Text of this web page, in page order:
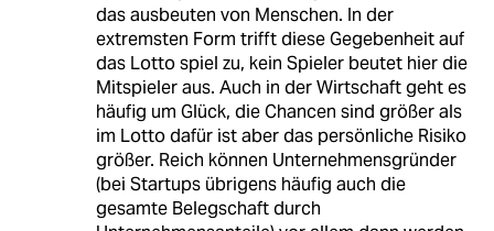
das ausbeuten von Menschen. In der
extremsten Form trifft diese Gegebenheit auf
das Lotto spiel zu, kein Spieler beutet hier die
Mitspieler aus. Auch in der Wirtschaft geht es
häufig um Glück, die Chancen sind größer als
im Lotto dafür ist aber das persönliche Risiko
größer. Reich können Unternehmensgründer
(bei Startups übrigens häufig auch die
gesamte Belegschaft durch